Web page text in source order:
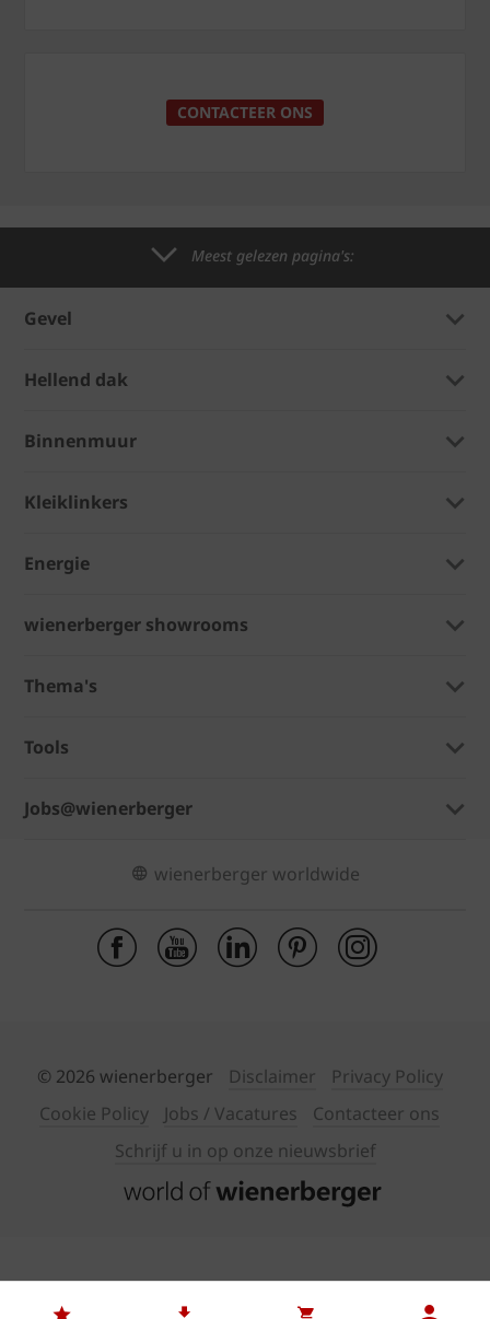
CONTACTEER ONS
Meest gelezen pagina's:
Gevel
Hellend dak
Binnenmuur
Kleiklinkers
Energie
wienerberger showrooms
Thema's
Tools
Jobs@wienerberger
wienerberger worldwide
© 2026 wienerberger Disclaimer
Privacy Policy
Cookie Policy
Jobs / Vacatures
Contacteer ons
Schrijf u in op onze nieuwsbrief